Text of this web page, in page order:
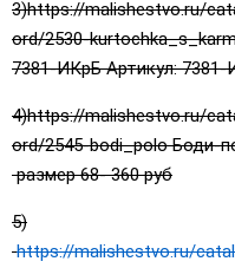
3)https://malishestvo.ru/
ord/2530-
7381-ИКрБ Артикул:
4)https://malishestvo.ru/
ord/2545-bodi_polo Боди-
размер 68- 360 руб
5)
https://malishestvo.ru/